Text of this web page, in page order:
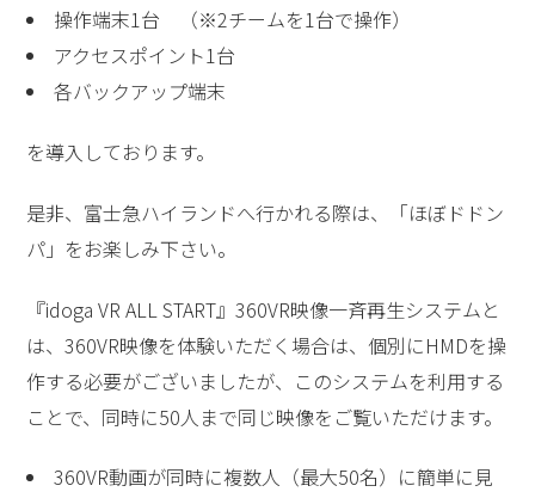
操作端末1台 （※2チームを1台で操作）
アクセスポイント1台
各バックアップ端末
を導入しております。
是非、富士急ハイランドへ行かれる際は、「ほぼドドン
パ」をお楽しみ下さい。
『idoga VR ALL START』360VR映像一斉再生システムと
は、360VR映像を体験いただく場合は、個別にHMDを操
作する必要がございましたが、このシステムを利用する
ことで、同時に50人まで同じ映像をご覧いただけます。
360VR動画が同時に複数人（最大50名）に簡単に見